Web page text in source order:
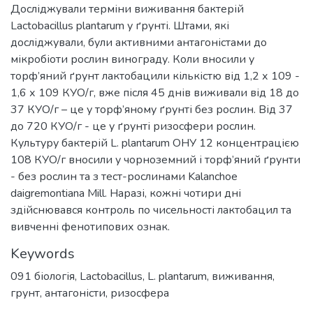
Досліджували терміни виживання бактерій
Lactobacillus plantarum у ґрунті. Штами, які
досліджували, були активними антагоністами до
мікробіоти рослин винограду. Коли вносили у
торф’яний ґрунт лактобацили кількістю від 1,2 х 109 -
1,6 х 109 КУО/г, вже після 45 днів виживали від 18 до
37 КУО/г – це у торф’яному ґрунті без рослин. Від 37
до 720 КУО/г - це у ґрунті ризосфери рослин.
Культуру бактерій L. plantarum ОНУ 12 концентрацією
108 КУО/г вносили у чорноземний і торф’яний ґрунти
- без рослин та з тест-рослинами Kalanchoe
daigremontiana Mill. Наразі, кожні чотири дні
здійснювався контроль по чисельності лактобацил та
вивченні фенотипових ознак.
Keywords
091 біологія, Lactobacillus, L. plantarum, виживання,
грунт, антагоністи, ризосфера